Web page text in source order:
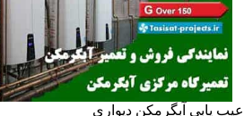
عیب یابی آبگرمکن دیواری